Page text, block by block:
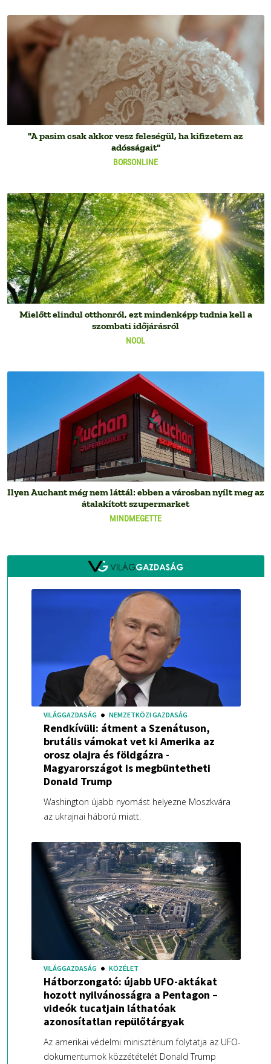
BORSONLINE
"A pasim csak akkor vesz feleségül, ha kifizetem az
adósságait"
NOOL
Mielőtt elindul otthonról, ezt mindenképp tudnia kell a
szombati időjárásról
MINDMEGETTE
Ilyen Auchant még nem láttál: ebben a városban nyílt meg az
átalakított szupermarket
VILÁGGAZDASÁG NEMZETKÖZI GAZDASÁG
Rendkívüli: átment a Szenátuson,
brutális vámokat vet ki Amerika az
orosz olajra és földgázra -
Magyarországot is megbüntetheti
Donald Trump
Washington újabb nyomást helyezne Moszkvára
az ukrajnai háború miatt.
VILÁGGAZDASÁG KÖZÉLET
Hátborzongató: újabb UFO-aktákat
hozott nyilvánosságra a Pentagon –
videók tucatjain láthatóak
azonosítatlan repülőtárgyak
Az amerikai védelmi minisztérium folytatja az UFO-
dokumentumok közzétételét Donald Trump